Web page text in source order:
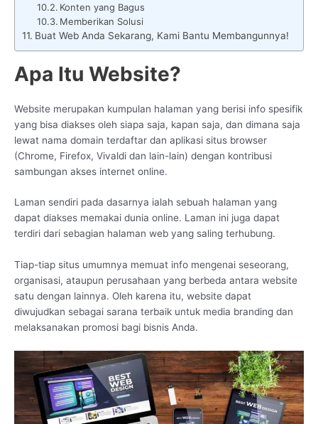
Konten yang Bagus
Memberikan Solusi
Buat Web Anda Sekarang, Kami Bantu Membangunnya!
Apa Itu Website?
Website merupakan kumpulan halaman yang berisi info spesifik
yang bisa diakses oleh siapa saja, kapan saja, dan dimana saja
lewat nama domain terdaftar dan aplikasi situs browser
(Chrome, Firefox, Vivaldi dan lain-lain) dengan kontribusi
sambungan akses internet online.
Laman sendiri pada dasarnya ialah sebuah halaman yang
dapat diakses memakai dunia online. Laman ini juga dapat
terdiri dari sebagian halaman web yang saling terhubung.
Tiap-tiap situs umumnya memuat info mengenai seseorang,
organisasi, ataupun perusahaan yang berbeda antara website
satu dengan lainnya. Oleh karena itu, website dapat
diwujudkan sebagai sarana terbaik untuk media branding dan
melaksanakan promosi bagi bisnis Anda.